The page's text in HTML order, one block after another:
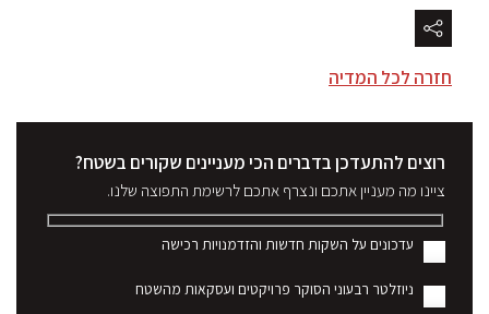
חזרה לכל המדיה
רוצים להתעדכן בדברים הכי מעניינים שקורים בשטח?
ציינו מה מעניין אתכם ונצרף אתכם לרשימת התפוצה שלנו.
עדכונים על השקות חדשות והזדמנויות רכישה
ניוזלטר רבעוני הסוקר פרויקטים ועסקאות מהשטח